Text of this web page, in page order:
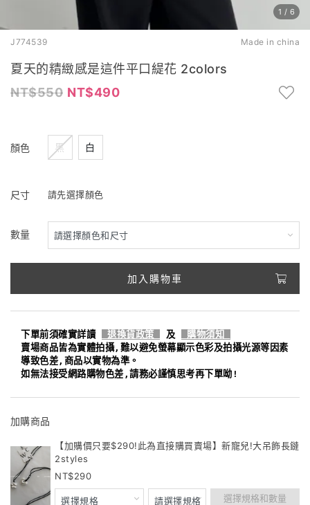
1 / 6
J774539 Made in china
夏天的精緻感是這件平口緹花 2colors
550
490
顏色 黑 白
尺寸 請先選擇顏色
數量
加入購物車
下單前須確實詳讀 退換貨政策 及
購物須知
賣場商品皆為實體拍攝,難以避免螢幕顯示色彩及拍攝光源等因素
導致色差,商品以實物為準。
如無法接受網路購物色差,請務必謹慎思考再下單呦!
加購商品
【加購價只要$290!此為直接購買賣場】新寵兒!大吊飾長鏈
2styles
290
選擇規格和數量